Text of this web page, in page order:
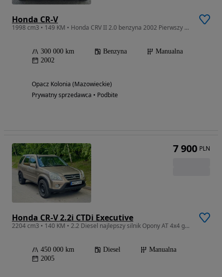
Honda CR-V
1998 cm3 • 149 KM • Honda CRV II 2.0 benzyna 2002 Pierwszy Właściciel Salon Polska FaktVat
300 000 km Benzyna
Manualna
2002
Opacz Kolonia (Mazowieckie)
Prywatny sprzedawca • Podbite
Honda CR-V 2.2i CTDi Executive
2204 cm3 • 140 KM • 2.2 Diesel najlepszy silnik Opony AT 4x4 gotowy do pracy
450 000 km Diesel
Manualna
2005
7 900 PLN